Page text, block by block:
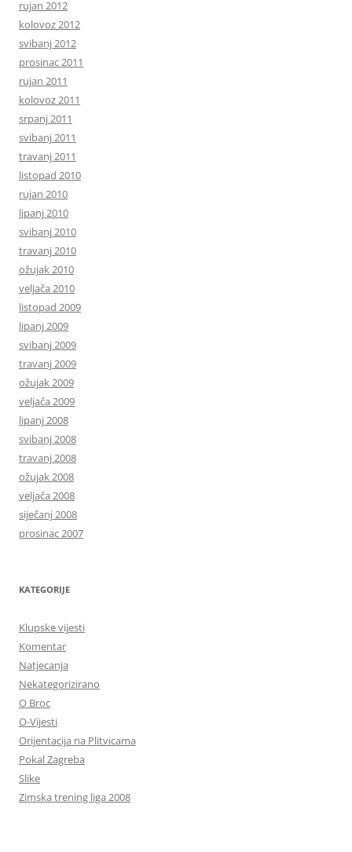
rujan 2012
kolovoz 2012
svibanj 2012
prosinac 2011
rujan 2011
kolovoz 2011
srpanj 2011
svibanj 2011
travanj 2011
listopad 2010
rujan 2010
lipanj 2010
svibanj 2010
travanj 2010
ožujak 2010
veljača 2010
listopad 2009
lipanj 2009
svibanj 2009
travanj 2009
ožujak 2009
veljača 2009
lipanj 2008
svibanj 2008
travanj 2008
ožujak 2008
veljača 2008
siječanj 2008
prosinac 2007
KATEGORIJE
Klupske vijesti
Komentar
Natjecanja
Nekategorizirano
O Broc
O-Vijesti
Orijentacija na Plitvicama
Pokal Zagreba
Slike
Zimska trening liga 2008